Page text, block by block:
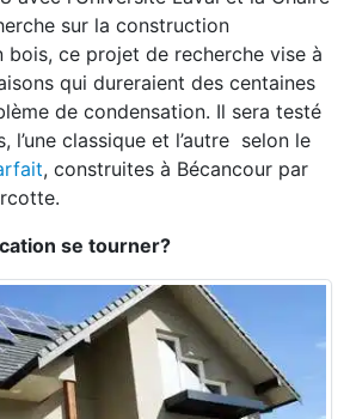
sur la construction
bois, ce projet de recherche vise à
qui dureraient des centaines
de condensation. Il sera testé
l’une classique et l’autre selon le
, construites à Bécancour par
se tourner?